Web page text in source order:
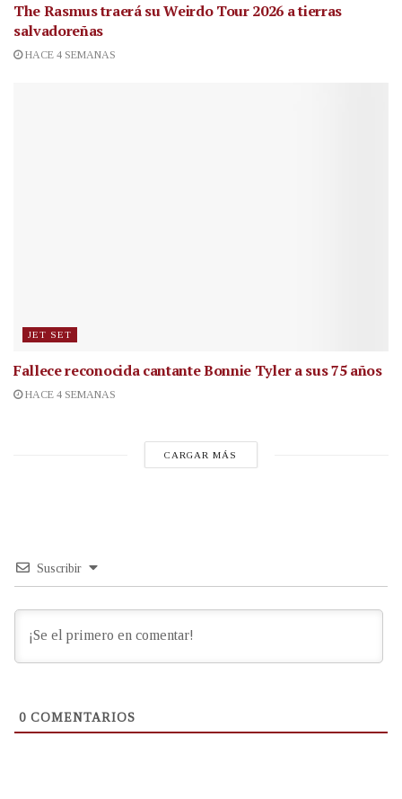
The Rasmus traerá su Weirdo Tour 2026 a tierras
salvadoreñas
HACE 4 SEMANAS
JET SET
Fallece reconocida cantanteBonnie Tyler a sus 75 años
HACE 4 SEMANAS
CARGAR MÁS
Suscribir
0 COMENTARIOS